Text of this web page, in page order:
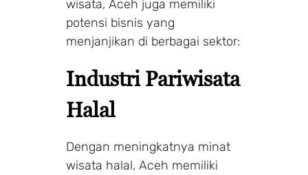
wisata, Aceh juga memiliki
potensi bisnis yang
menjanjikan di berbagai sektor:
Industri Pariwisata
Halal
Dengan meningkatnya minat
wisata halal, Aceh memiliki